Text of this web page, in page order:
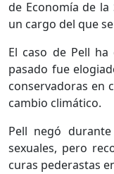
de Economía de la
un cargo del que
El caso de Pell
pasado fue
conservadoras en
cambio climático.
Pell negó
sexuales, pero
curas pederastas